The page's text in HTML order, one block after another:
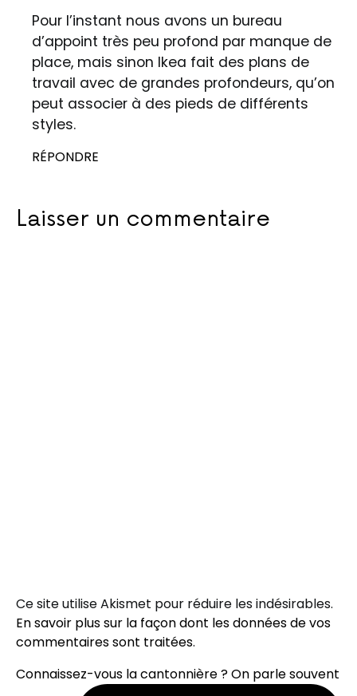
Pour l’instant nous avons un bureau
d’appoint très peu profond par manque de
place, mais sinon Ikea fait des plans de
travail avec de grandes profondeurs, qu’on
peut associer à des pieds de différents
styles.
RÉPONDRE
Laisser un commentaire
Ce site utilise Akismet pour réduire les indésirables.
En savoir plus sur la façon dont les données de vos
commentaires sont traitées.
Connaissez-vous la cantonnière ? On parle souvent